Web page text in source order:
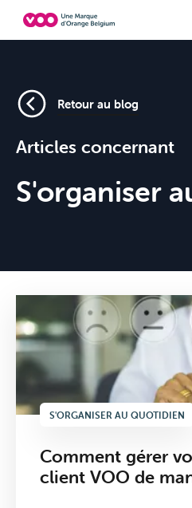
Retour au blog
Articles concernant
S'organiser
S'ORGANISER AU QUOTIDIEN
Comment gérer
client VOO de